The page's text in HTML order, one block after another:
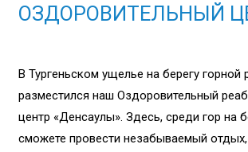
ОЗДОРОВИТЕЛЬНЫЙ
В Тургеньском ущелье на берегу горной
разместился наш Оздоровительный
центр «Денсаулық». Здесь, среди гор на
сможете провести незабываемый